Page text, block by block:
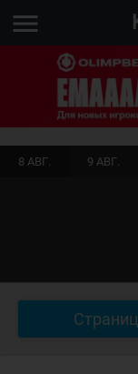
menu
8 АВГ. 9 АВГ.